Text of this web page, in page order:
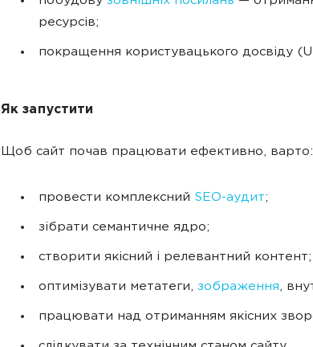
ресурсів;
покращення користувацького досвіду
Як запустити
Щоб сайт почав працювати ефективно, варто:
провести комплексний SEO-аудит;
зібрати семантичне ядро;
створити якісний і релевантний контент;
оптимізувати метатеги, зображення,
працювати над отриманням якісних